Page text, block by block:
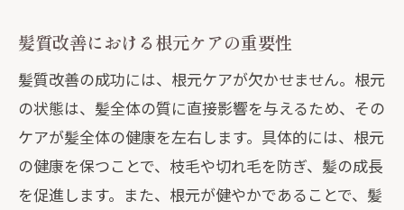
根元からの改善がもたらす持続的な美し
さ
髪の健康を守るためのROOMの技術
最新の科学研究に基づく根元ケア法
根元へのアプローチで叶える髪質改善
ROOMの最新技術で根元から美髪を手に
髪質改善における根元ケアの重要性
髪質改善の成功には、根元ケアが欠かせません。根元
の状態は、髪全体の質に直接影響を与えるため、その
ケアが髪全体の健康を左右します。具体的には、根元
の健康を保つことで、枝毛や切れ毛を防ぎ、髪の成長
を促進します。また、根元が健やかであることで、髪